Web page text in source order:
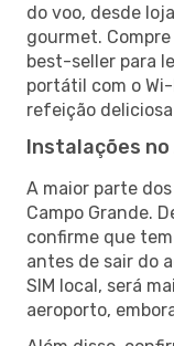
do voo, desde
gourmet.
best-seller para
portátil com o
refeição
Instalações no
A maior parte
Campo Grande.
confirme que
antes de sair do
SIM local, será
aeroporto,